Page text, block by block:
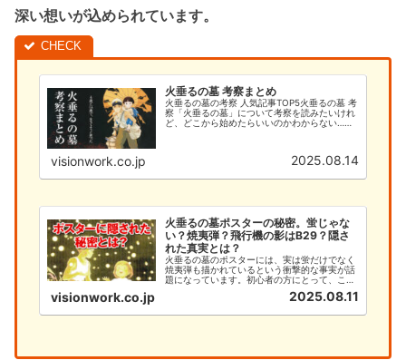
深い想いが込められています。
火垂るの墓 考察まとめ
火垂るの墓の考察 人気記事TOP5火垂るの墓 考
察「火垂るの墓」について考察を読みたいけれ
ど、どこから始めたらいいのかわからない…そ
visionwork.co.jp 2025.08.14
火垂るの墓ポスターの秘密。蛍じゃな
い？焼夷弾？飛行機の影はB29？隠さ
れた真実とは？
火垂るの墓のポスターには、実は蛍だけでなく
焼夷弾も描かれているという衝撃的な事実が話
題になっています。初心者の方にとって、この
深い意味を理解することは、作品への理解を大
きく深める重要なポイントです。本記事では、
と、初心者が知るべき基本情報...
visionwork.co.jp 2025.08.11